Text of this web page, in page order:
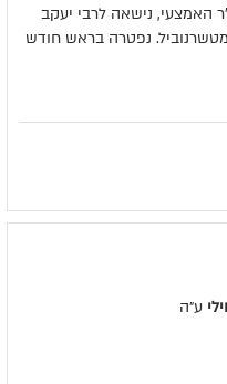
האמצעי, נישאה לרבי יעקב
נפטרה בראש חודש
ע״ה